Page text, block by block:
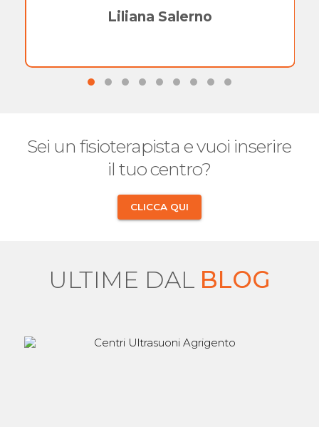
Liliana Salerno
Sei un fisioterapista e vuoi inserire
il tuo centro?
CLICCA QUI
ULTIME DAL BLOG